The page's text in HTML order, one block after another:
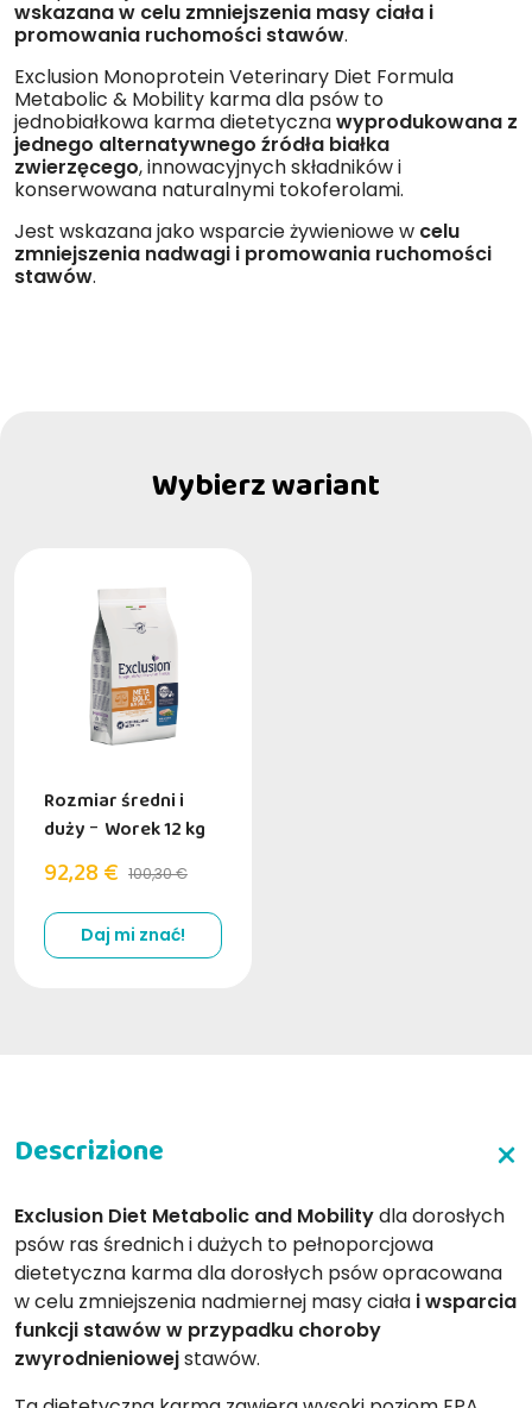
wskazana w celu zmniejszenia masy ciała i
promowania ruchomości stawów.
Exclusion Monoprotein Veterinary Diet Formula
Metabolic & Mobility karma dla psów to
jednobiałkowa karma dietetycznawyprodukowana z
jednego alternatywnego źródła białka
zwierzęcego, innowacyjnych składników i
konserwowana naturalnymi tokoferolami.
Jest wskazana jako wsparcie żywieniowe w celu
zmniejszenia nadwagi i promowania ruchomości
stawów.
Wybierz wariant
Rozmiar średni i
duży - Worek 12 kg
92,28 € 100,30 €
Daj mi znać!
Exclusion Diet Metabolic and Mobilitydla dorosłych
psów ras średnich i dużych to pełnoporcjowa
dietetyczna karma dla dorosłych psów opracowana
w celu zmniejszenia nadmiernej masy ciała i wsparcia
funkcji stawów w przypadku choroby
zwyrodnieniowejstawów.